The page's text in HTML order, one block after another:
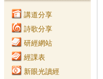
講道分享
詩歌分享
研經網站
經課表
新眼光讀經